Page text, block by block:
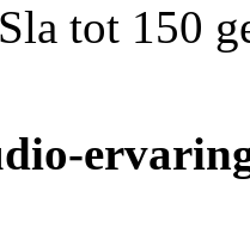
tot 150